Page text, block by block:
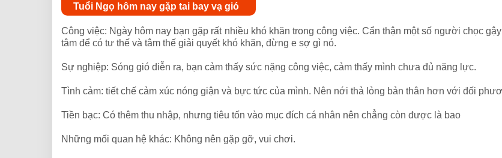
Tuổi Ngọ hôm nay gặp tai bay vạ gió
Công việc: Ngày hôm nay bạn gặp rất nhiều khó khăn trong công việc. Cẩn thận một số người chọc
tâm để có tư thế và tâm thế giải quyết khó khăn, đừng e sợ gì nó.
Sự nghiệp: Sóng gió diễn ra, bạn cảm thấy sức nặng công việc, cảm thấy mình chưa đủ năng lực.
Tình cảm: tiết chế cảm xúc nóng giận và bực tức của mình. Nên nới thả lỏng bản thân hơn với đối
Tiền bạc: Có thêm thu nhập, nhưng tiêu tốn vào mục đích cá nhân nên chẳng còn được là bao
Những mối quan hệ khác: Không nên gặp gỡ, vui chơi.